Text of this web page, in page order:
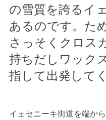
の雪質を誇るイ
あるのです。た
さっそくクロス
持ちだしワック
指して出発して
イェセニーキ街道を端か